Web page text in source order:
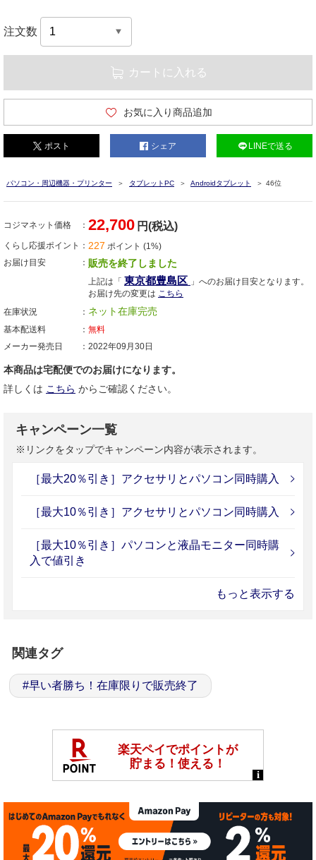
注文数
カートに入れる
お気に入り商品追加
ポスト シェア LINEで送る
パソコン・周辺機器・プリンター タブレットPC Androidタブレット 46位
コジマネット価格 22,700 円(税込)
くらし応援ポイント 227 ポイント (1%)
お届け目安
販売を終了しました
上記は「 東京都豊島区 」へのお届け目安となります。
お届け先の変更は こちら
在庫状況
ネット在庫完売
基本配送料
無料
メーカー発売日
2022年09月30日
本商品は宅配便でのお届けになります。
詳しくは こちら からご確認ください。
キャンペーン一覧
※リンクをタップでキャンペーン内容が表示されます。
［最大20％引き］アクセサリとパソコン同時購入
［最大10％引き］アクセサリとパソコン同時購入
［最大10％引き］パソコンと液晶モニター同時購
入で値引き
もっと表示する
関連タグ
#早い者勝ち！在庫限りで販売終了